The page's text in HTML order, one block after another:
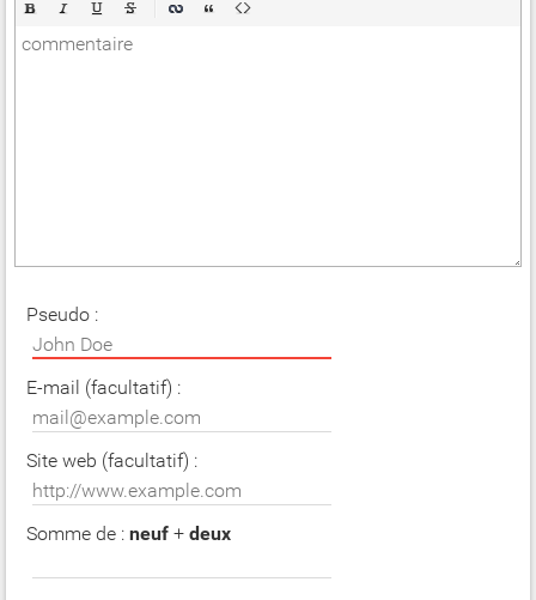
Pseudo :
E-mail (facultatif) :
Site web (facultatif) :
Somme de : neuf + deux